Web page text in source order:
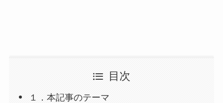
目次
１．本記事のテーマ